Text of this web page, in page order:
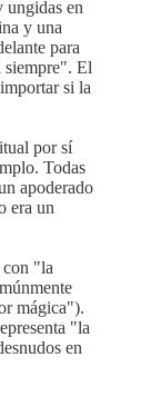
ungidas en
y una
para
siempre". El
si la
por sí
Todas
apoderado
era un
con "la
mágica").
"la
en